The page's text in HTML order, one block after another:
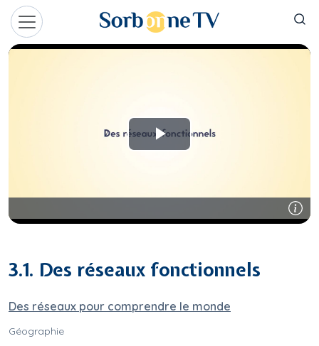
Aller au contenu principal
3.1. Des réseaux fonctionnels
Des réseaux pour comprendre le monde
Géographie
Panneau de gestion des cookies